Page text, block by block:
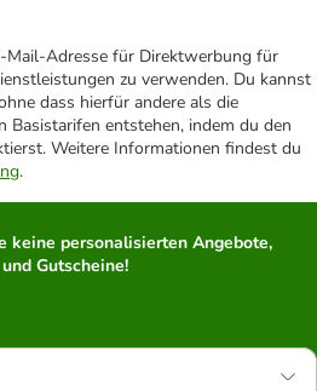
Mail-Adresse für Direktwerbung für
zu verwenden. Du kannst
dass hierfür andere als die
Basistarifen entstehen, indem du den
Weitere Informationen findest du
.
keine personalisierten Angebote,
Gutscheine!